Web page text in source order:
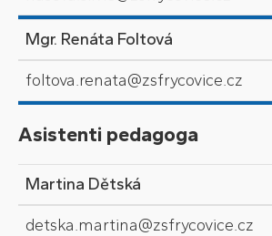
Mgr. Renáta Foltová
foltova.renata@zsfrycovice.cz
Asistenti pedagoga
Martina Dětská
detska.martina@zsfrycovice.cz